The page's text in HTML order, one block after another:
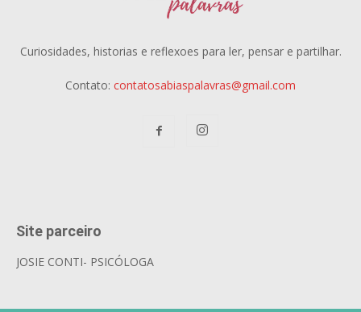
Curiosidades, historias e reflexoes para ler, pensar e partilhar.
Contato: contatosabiaspalavras@gmail.com
Site parceiro
JOSIE CONTI- PSICÓLOGA